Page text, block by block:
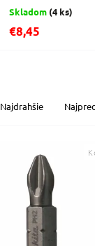
Skladom (4 ks)
€8,45
Najdrahšie